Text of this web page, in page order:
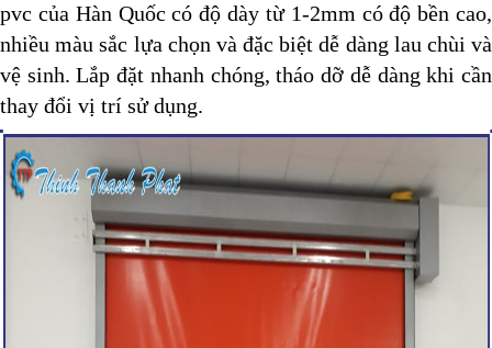
pvc của Hàn Quốc có độ dày từ 1-2mm có độ bền cao,
nhiều màu sắc lựa chọn và đặc biệt dễ dàng lau chùi và
vệ sinh. Lắp đặt nhanh chóng, tháo dỡ dễ dàng khi cần
thay đổi vị trí sử dụng.